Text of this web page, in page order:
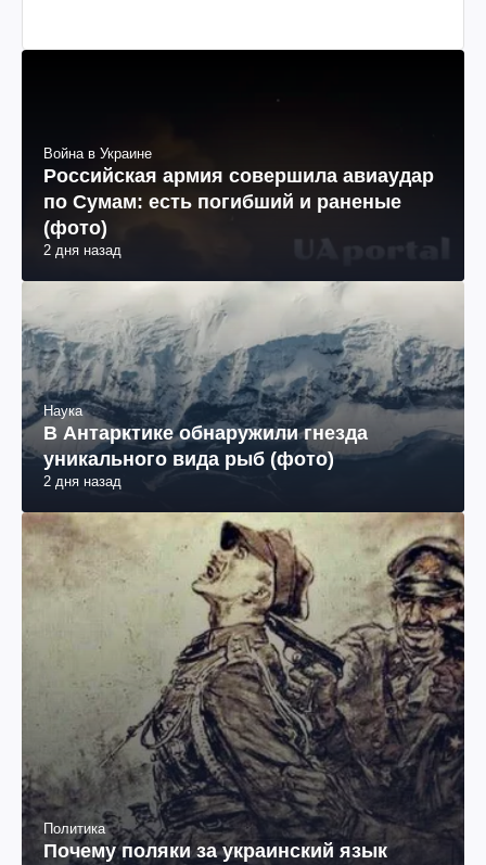
Война в Украине
Российская армия совершила авиаудар
по Сумам: есть погибший и раненые
(фото)
2 дня назад
Наука
В Антарктике обнаружили гнезда
уникального вида рыб (фото)
2 дня назад
Политика
Почему поляки за украинский язык